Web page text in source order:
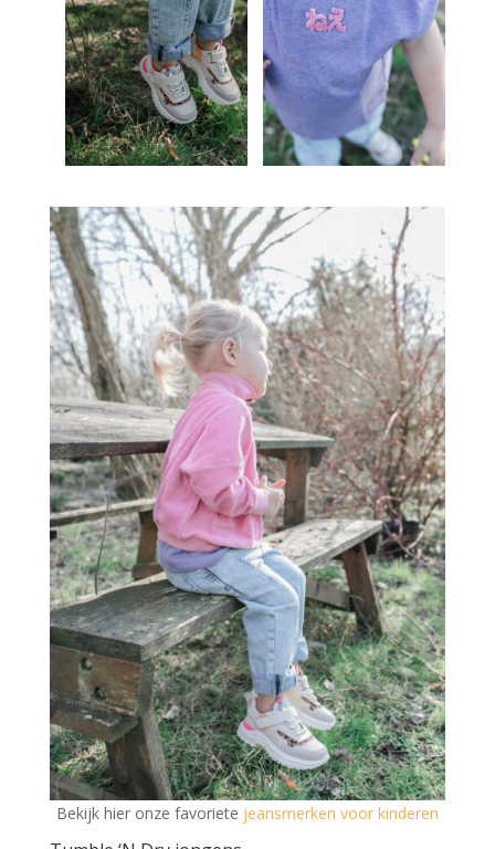
Bekijk hier onze favoriete jeansmerken voor kinderen